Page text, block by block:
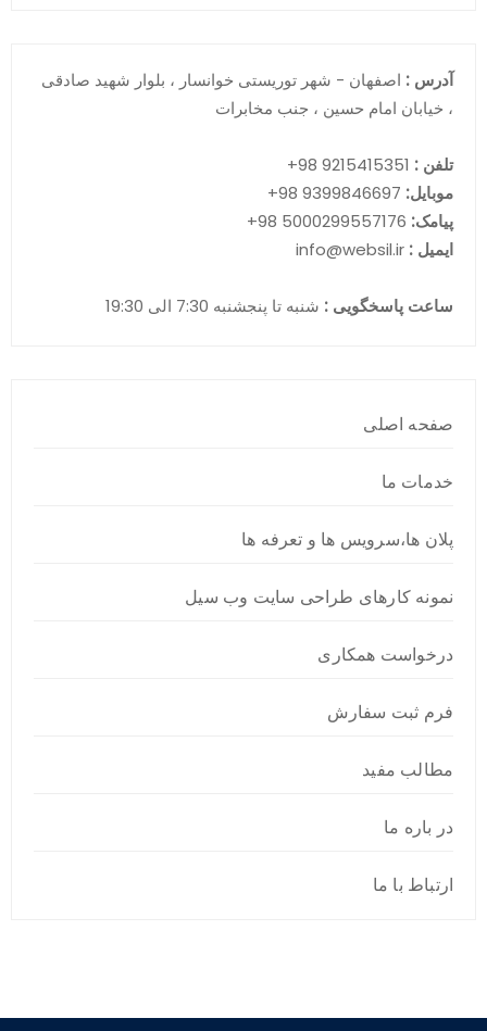
آدرس : اصفهان - شهر توریستی خوانسار ، بلوار شهید صادقی
، خیابان امام حسین ، جنب مخابرات
تلفن :
موبایل:
پیامک:
ایمیل :
ساعت پاسخگویی : شنبه تا پنجشنبه 7:30 الی 19:30
صفحه اصلی
خدمات ما
پلان ها،سرویس ها و تعرفه ها
نمونه کارهای طراحی سایت وب سیل
درخواست همکاری
فرم ثبت سفارش
مطالب مفید
در باره ما
ارتباط با ما